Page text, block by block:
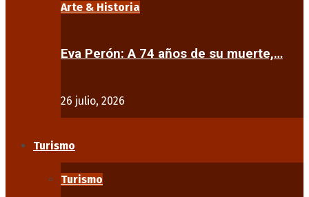
Arte & Historia
Eva Perón: A 74 años de su muerte,…
26 julio, 2026
Turismo
Turismo